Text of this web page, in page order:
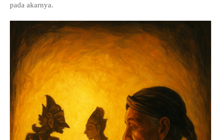
pada akarnya.